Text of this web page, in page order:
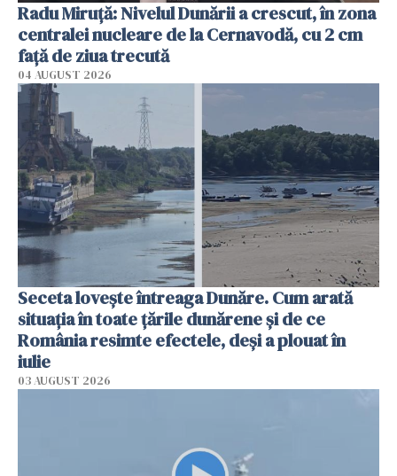
Radu Miruţă: Nivelul Dunării a crescut, în zona
centralei nucleare de la Cernavodă, cu 2 cm
faţă de ziua trecută
04 AUGUST 2026
Seceta lovește întreaga Dunăre. Cum arată
situația în toate țările dunărene și de ce
România resimte efectele, deși a plouat în
iulie
03 AUGUST 2026